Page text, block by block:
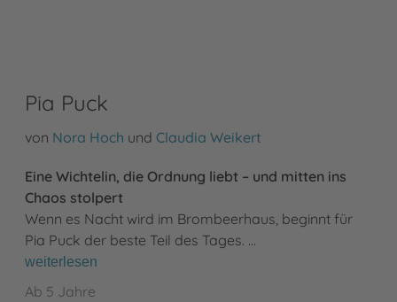
Pia Puck
von Nora Hoch und Claudia Weikert
Eine Wichtelin, die Ordnung liebt – und mitten ins
Chaos stolpert
Wenn es Nacht wird im Brombeerhaus, beginnt für
Pia Puck der beste Teil des Tages. …
weiterlesen
Ab 5 Jahre